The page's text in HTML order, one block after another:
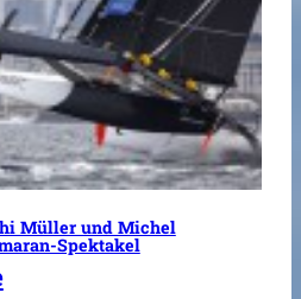
Müller und Michel
Spektakel